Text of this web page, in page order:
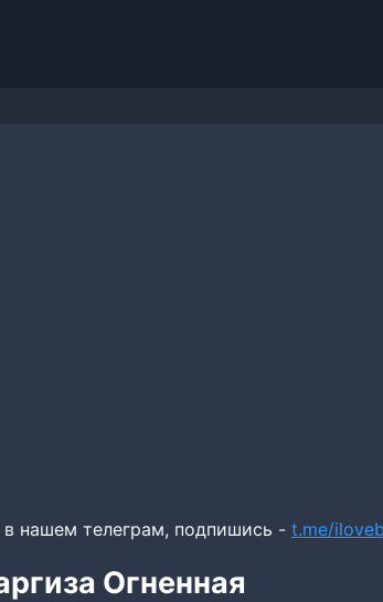
нашем телеграм, подпишись - t.me/
Огненная